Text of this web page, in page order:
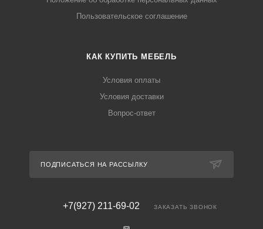
Пользовательское соглашение
КАК КУПИТЬ МЕБЕЛЬ
Условия оплаты
Условия доставки
Вопрос-ответ
ПОДПИСАТЬСЯ НА РАССЫЛКУ
+7(927) 211-69-02 ЗАКАЗАТЬ ЗВОНОК